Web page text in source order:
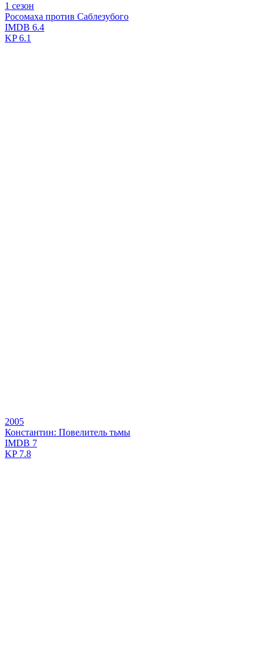
1 сезон
Росомаха против Саблезубого
IMDB 6.4
KP6.1
2005
Константин: Повелитель тьмы
IMDB 7
KP7.8